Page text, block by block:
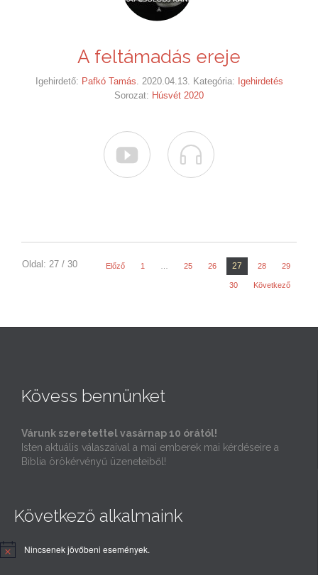
A feltámadás ereje
Igehirdető: Pafkó Tamás . 2020.04.13. Kategória: Igehirdetés
Sorozat: Húsvét 2020
 
Oldal: 27 / 30 Előző 1 25 26 27 28 29
30 Következő
Kövess bennünket
Várunk szeretettel vasárnap 10 órától!
Isten aktuális válaszaival a mai emberek mai kérdéseire a
Biblia örökérvényű üzeneteiből!
Következő alkalmaink
Nincsenek jövőbeni események.